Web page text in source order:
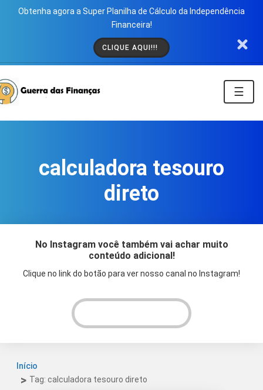
Obtenha agora a Super Planilha de Cálculo da Independência
Financeira!
CLIQUE AQUI!!!
☰
calculadora tesouro
direto
No Instagram você também vai achar muito
conteúdo adicional!
Clique no link do botão para ver nosso canal no Instagram!
Início
Tag: calculadora tesouro direto